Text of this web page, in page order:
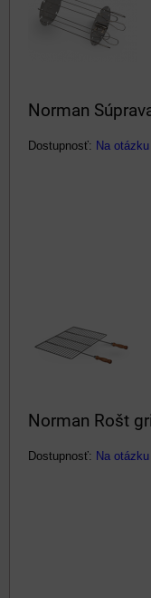
Norman
Dostupnosť: Na otázku
Norman Rošt
Dostupnosť: Na otázku